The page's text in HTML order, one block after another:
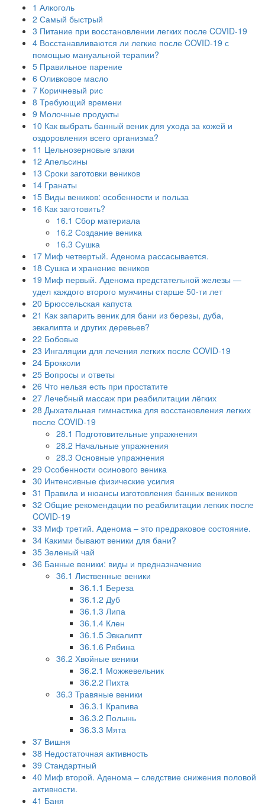
1 Алкоголь
2 Самый быстрый
3 Питание при восстановлении легких после COVID-19
4 Восстанавливаются ли легкие после COVID-19 с
помощью мануальной терапии?
5 Правильное парение
6 Оливковое масло
7 Коричневый рис
8 Требующий времени
9 Молочные продукты
10 Как выбрать банный веник для ухода за кожей и
оздоровления всего организма?
11 Цельнозерновые злаки
12 Апельсины
13 Сроки заготовки веников
14 Гранаты
15 Виды веников: особенности и польза
16 Как заготовить?
16.1 Сбор материала
16.2 Создание веника
16.3 Сушка
17 Миф четвертый. Аденома рассасывается.
18 Сушка и хранение веников
19 Миф первый. Аденома предстательной железы —
удел каждого второго мужчины старше 50-ти лет
20 Брюссельская капуста
21 Как запарить веник для бани из березы, дуба,
эвкалипта и других деревьев?
22 Бобовые
23 Ингаляции для лечения легких после COVID-19
24 Брокколи
25 Вопросы и ответы
26 Что нельзя есть при простатите
27 Лечебный массаж при реабилитации лёгких
28 Дыхательная гимнастика для восстановления легких
после COVID-19
28.1 Подготовительные упражнения
28.2 Начальные упражнения
28.3 Основные упражнения
29 Особенности осинового веника
30 Интенсивные физические усилия
31 Правила и нюансы изготовления банных веников
32 Общие рекомендации по реабилитации легких после
COVID-19
33 Миф третий. Аденома – это предраковое состояние.
34 Какими бывают веники для бани?
35 Зеленый чай
36 Банные веники: виды и предназначение
36.1 Лиственные веники
36.1.1 Береза
36.1.2 Дуб
36.1.3 Липа
36.1.4 Клен
36.1.5 Эвкалипт
36.1.6 Рябина
36.2 Хвойные веники
36.2.1 Можжевельник
36.2.2 Пихта
36.3 Травяные веники
36.3.1 Крапива
36.3.2 Полынь
36.3.3 Мята
37 Вишня
38 Недостаточная активность
39 Стандартный
40 Миф второй. Аденома – следствие снижения половой
активности.
41 Баня